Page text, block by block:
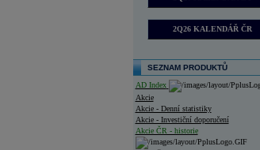
2Q26 KALENDÁŘ ČR
SEZNAM PRODUKTŮ
AD Index
Akcie
Akcie - Denní statistiky
Akcie - Investiční doporučení
Akcie ČR - historie